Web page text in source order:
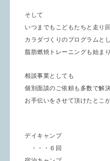
そして
いつまでもこどもたちと走り
カラダづくりのプログラムと
脂肪燃焼トレーニングも始ま
相談事業としても
個別面談のご依頼も多数で解
お手伝いをさせて頂けたとこ
デイキャンプ
・・・６回